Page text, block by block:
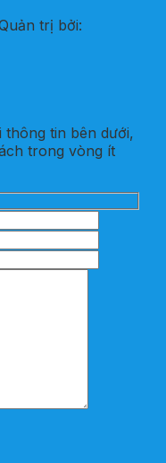
trị bởi:
thông tin bên dưới,
trong vòng ít